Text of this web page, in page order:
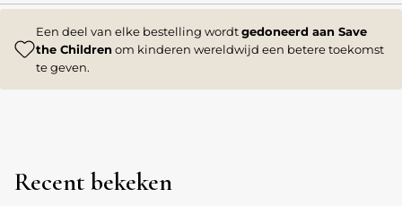
Een deel van elke bestelling wordtgedoneerd aan Save
the Children om kinderen wereldwijd een betere toekomst
te geven.
Recent bekeken